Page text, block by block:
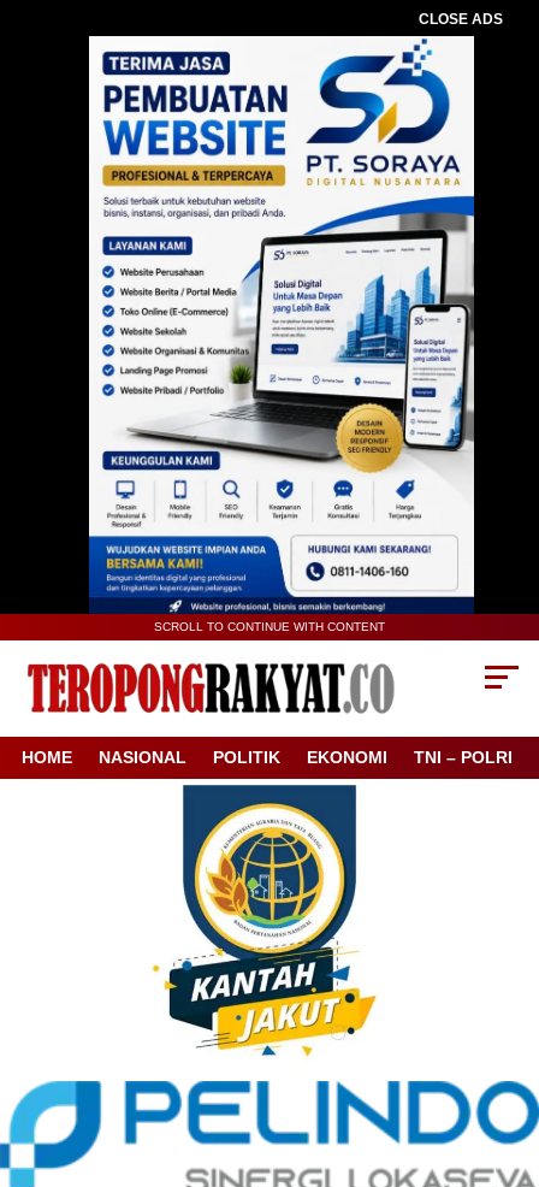
CLOSE ADS
SCROLL TO CONTINUE WITH CONTENT
HOME NASIONAL POLITIK EKONOMI TNI – POLRI